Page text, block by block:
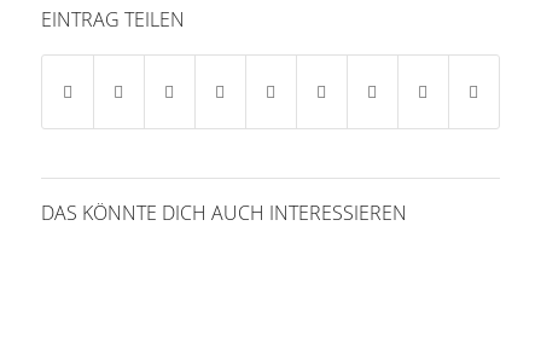
EINTRAG TEILEN
DAS KÖNNTE DICH AUCH INTERESSIEREN